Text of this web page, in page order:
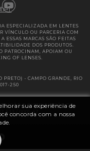
sua experiência de
concorda com a nossa
ESPECIALIZADA EM LENTES
VÍNCULO OU PARCERIA COM
ESSAS MARCAS SÃO FEITAS
DOS PRODUTOS.
PATROCINAM, APOIAM OU
OF LENSES.
PRETO) - CAMPO GRANDE, RIO
250
E DISTRIBUIÇÃO DE
/ 0001-42